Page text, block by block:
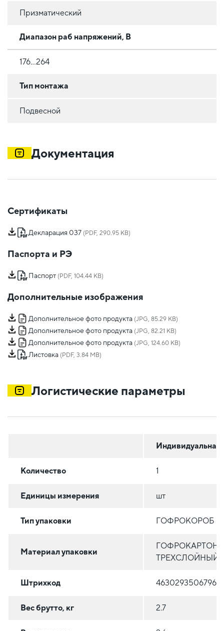
Призматический
Диапазон раб напряжений, В
176...264
Тип монтажа
Подвесной
Документация
Сертификаты
Декларация 037 (PDF, 290.95 KB)
Паспорта и РЭ
Паспорт (PDF, 104.44 KB)
Дополнительные изображения
Дополнительное фото продукта (JPG, 85.29 KB)
Дополнительное фото продукта (JPG, 82.21 KB)
Дополнительное фото продукта (JPG, 124.60 KB)
Листовка (PDF, 3.84 MB)
Логистические параметры
Индивидуальная
Количество 1
Единицы измерения шт
Тип упаковки ГОФРОКОРОБ
Материал упаковки
ГОФРОКАРТОН
ТРЕХСЛОЙНЫЙ
Штрихкод 4630293506796
Вес брутто, кг 2.7